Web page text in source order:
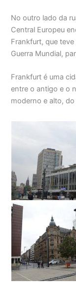
No outro lado da
Central Europeu
Frankfurt, que
Guerra Mundial,
Frankfurt é uma
entre o antigo e o
moderno e alto,